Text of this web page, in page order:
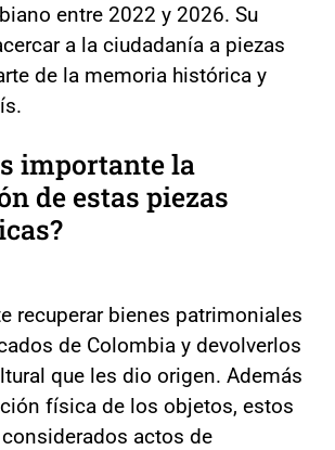
entre 2022 y 2026. Su
a la ciudadanía a piezas
de la memoria histórica y
importante la
de estas piezas
recuperar bienes patrimoniales
de Colombia y devolverlos
que les dio origen. Además
física de los objetos, estos
actos de